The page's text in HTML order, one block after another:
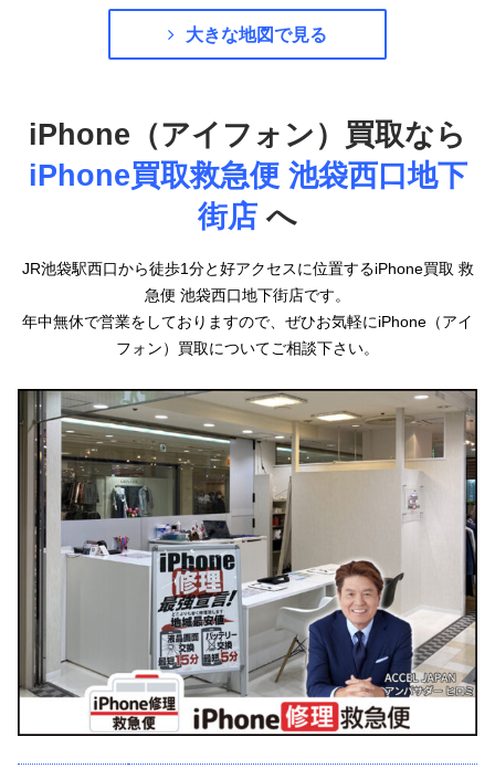
大きな地図で見る
iPhone（アイフォン）買取なら
iPhone買取救急便 池袋西口地下
街店 へ
JR池袋駅西口から徒歩1分と好アクセスに位置するiPhone買取 救
急便 池袋西口地下街店です。
年中無休で営業をしておりますので、ぜひお気軽にiPhone（アイ
フォン）買取についてご相談下さい。